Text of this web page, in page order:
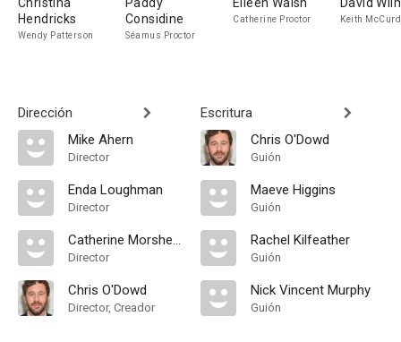
Hendricks
Wendy Patterson
Considine
Séamus Proctor
Catherine Proctor Keith
Dirección
Mike Ahern
Director
Enda Loughman
Director
Catherine Morshead
Director
Chris O'Dowd
Director, Creador
Escritura
Chris O'Dowd
Guión
Maeve Higgins
Guión
Rachel Kilfeather
Guión
Nick Vincent Murphy
Guión